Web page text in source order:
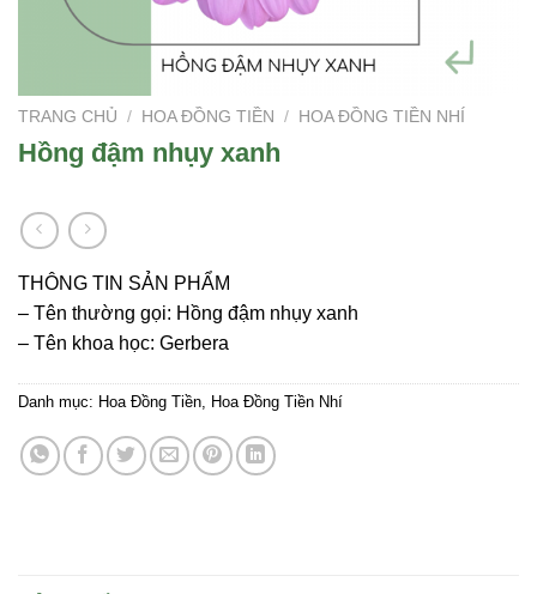
TRANG CHỦ / HOA ĐỒNG TIỀN / HOA ĐỒNG TIỀN NHÍ
Hồng đậm nhụy xanh
THÔNG TIN SẢN PHẨM
– Tên thường gọi: Hồng đậm nhụy xanh
– Tên khoa học: Gerbera
Danh mục: Hoa Đồng Tiền, Hoa Đồng Tiền Nhí